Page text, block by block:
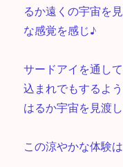
るか遠くの宇宙を
な感覚を感じ♪
サードアイを通し
込まれでもするよ
はるか宇宙を見渡
この涼やかな体験